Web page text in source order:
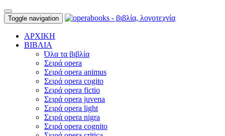
Toggle navigation
ΑΡΧΙΚΗ
ΒΙΒΛΙΑ
Όλα τα βιβλία
Σειρά opera
Σειρά opera animus
Σειρά opera cogito
Σειρά opera fictio
Σειρά opera juvena
Σειρά opera light
Σειρά opera nigra
Σειρά opera cognito